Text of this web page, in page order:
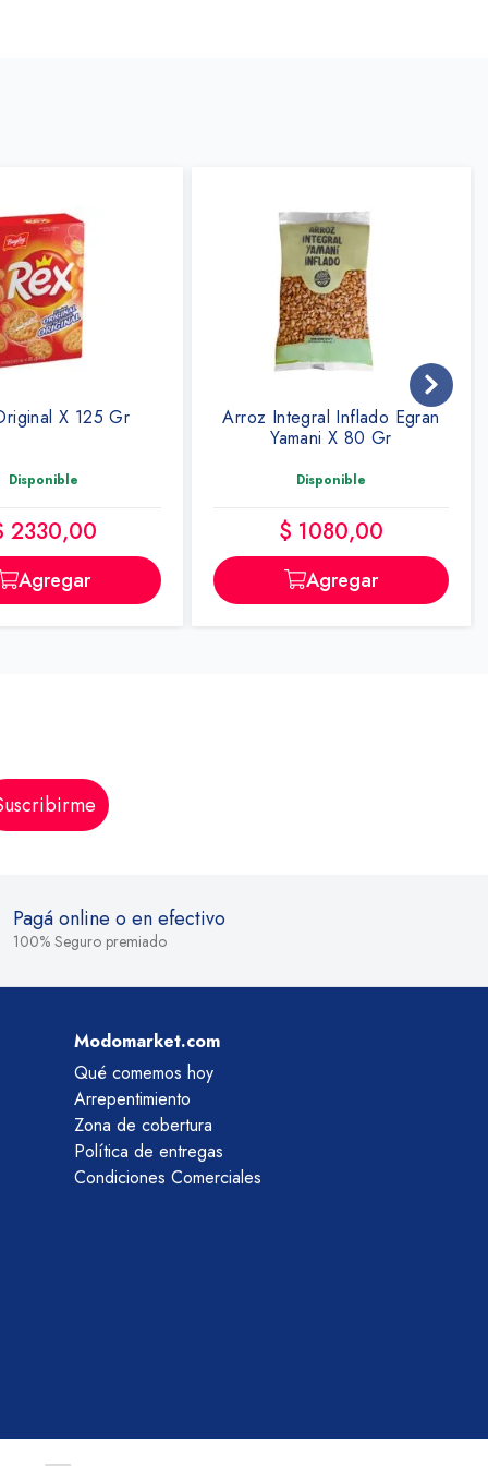
X 125 Gr
Disponible
2330,00
Agregar
Arroz Integral Inflado Egran
Yamani X 80 Gr
Disponible
$ 1080,00
Agregar
Pagá online o en efectivo
100% Seguro premiado
Modomarket.com
Qué comemos hoy
Arrepentimiento
Zona de cobertura
Política de entregas
Condiciones Comerciales